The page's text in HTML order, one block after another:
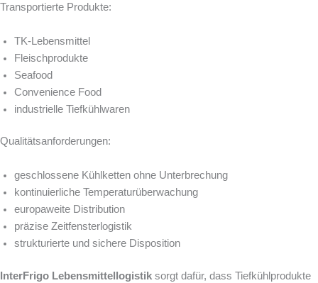
Transportierte Produkte:
TK-Lebensmittel
Fleischprodukte
Seafood
Convenience Food
industrielle Tiefkühlwaren
Qualitätsanforderungen:
geschlossene Kühlketten ohne Unterbrechung
kontinuierliche Temperaturüberwachung
europaweite Distribution
präzise Zeitfensterlogistik
strukturierte und sichere Disposition
InterFrigo Lebensmittellogistik sorgt dafür, dass Tiefkühlprodukte